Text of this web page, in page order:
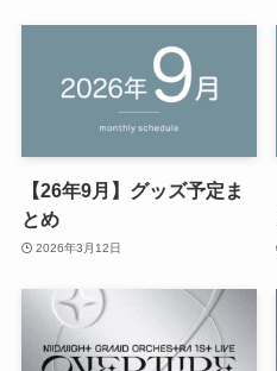
【26年9月】グッズ予定ま
とめ
2026年3月12日